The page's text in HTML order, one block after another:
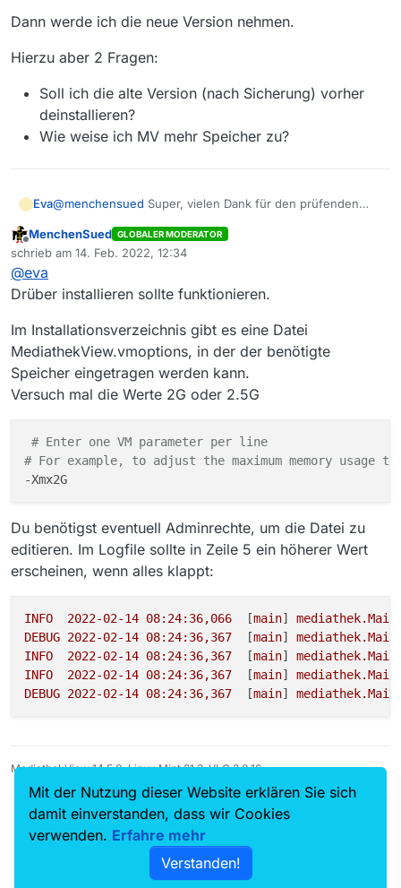
installieren, wenn die Funktionen, die
inzwischen entfallen sind (z.B.
alte Version zurück zu gehen, sichere das
komplette .mediathek3 Verzeichnis
Dann werde ich die neue Version nehmen.
Hierzu aber 2 Fragen:
Soll ich die alte Version (nach Sicherung) vorher
deinstallieren?
Wie weise ich MV mehr Speicher zu?
Eva@menchensued Super, vielen Dank für den prüfenden
Dann werde ich die neue Version nehmen.
deinstallieren?
Wie weise ich MV mehr Speicher zu?
Offline
MenchenSued GLOBALER MODERATOR
schrieb am 14. Feb. 2022, 12:34
zuletzt editiert von
@eva
Drüber installieren sollte funktionieren.
Im Installationsverzeichnis gibt es eine Datei
MediathekView.vmoptions, in der der benötigte
Speicher eingetragen werden kann.
Versuch mal die Werte 2G oder 2.5G
# Enter one VM parameter per line
# For example, to adjust the maximum memory usage
Du benötigst eventuell Adminrechte, um die Datei zu
editieren. Im Logfile sollte in Zeile 5 ein höherer Wert
erscheinen, wenn alles klappt:
INFO 2022-02-14 08:24:36,066
  [
main] mediathek.Main
DEBUG 2022-02-14 08:24:36,367
  [
main] mediathek.Main
INFO
2022-02-14 08:24:36,367
  [
main] mediathek.Main
INFO
2022-02-14 08:24:36,367
  [
main] mediathek.Main
DEBUG 2022-02-14 08:24:36,367
  [
main] mediathek.Main
MediathekView 14.5.0, Linux Mint 21.3, VLC 3.0.16
Mit der Nutzung dieser Website erklären Sie sich
damit einverstanden, dass wir Cookies
verwenden. Erfahre mehr
Verstanden!